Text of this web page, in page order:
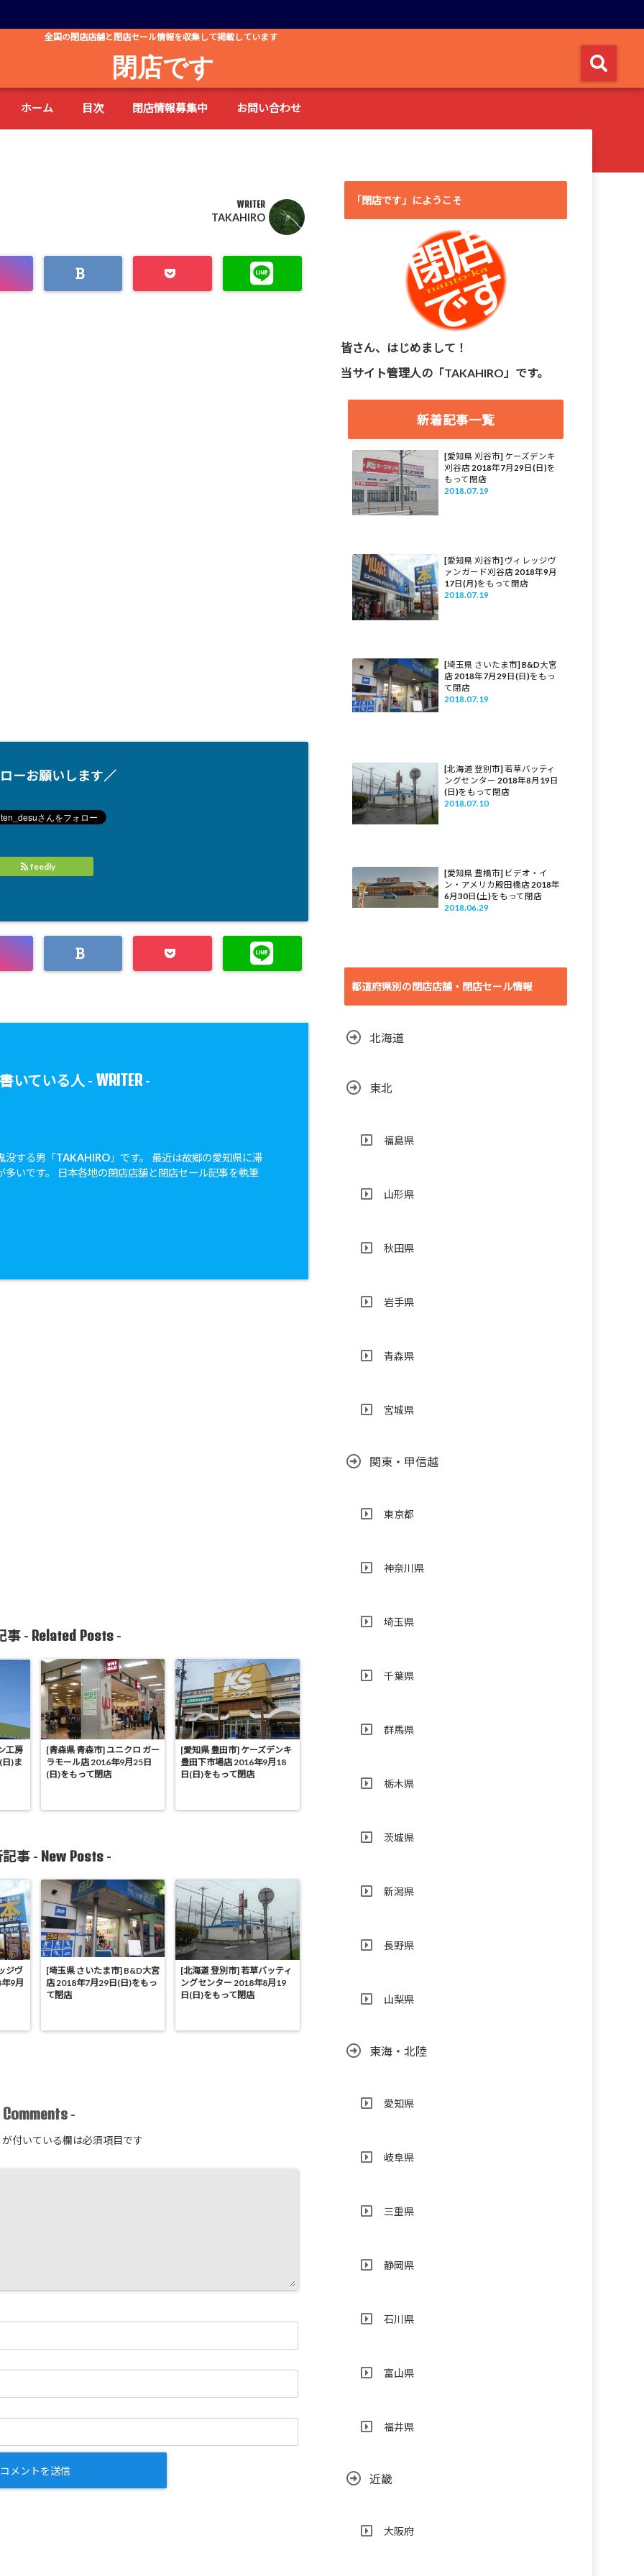
全国の閉店店舗と閉店セール情報を収集して掲載しています
閉店です
ホーム 目次 閉店情報募集中 お問い合わせ
WRITER
TAKAHIRO
ーお願いします／
feedly
いている人 - WRITER-
没する男「TAKAHIRO」です。 最近は故郷の愛知県に滞
多いです。 日本各地の閉店店舗と閉店セール記事を執筆
事 - Related Posts-
工房
)ま
[青森県 青森市] ユニクロ ガー
ラモール店 2016年9月25日
(日)をもって閉店
[愛知県 豊田市] ケーズデンキ
豊田下市場店 2016年9月18
日(日)をもって閉店
事 - New Posts -
ジヴ
9月
[埼玉県 さいたま市] B&D大宮
店 2018年7月29日(日)をもっ
て閉店
[北海道 登別市] 若草バッティ
ングセンター 2018年8月19
日(日)をもって閉店
Comments -
が付いている欄は必須項目です
「閉店です」にようこそ
皆さん、はじめまして！
当サイト管理人の「TAKAHIRO」です。
新着記事一覧
[愛知県 刈谷市] ケーズデンキ
刈谷店 2018年7月29日(日)を
もって閉店
2018.07.19
[愛知県 刈谷市] ヴィレッジヴ
ァンガード刈谷店 2018年9月
17日(月)をもって閉店
2018.07.19
[埼玉県 さいたま市] B&D大宮
店 2018年7月29日(日)をもっ
て閉店
2018.07.19
[北海道 登別市] 若草バッティ
ングセンター 2018年8月19日
(日)をもって閉店
2018.07.10
[愛知県 豊橋市] ビデオ・イ
ン・アメリカ殿田橋店 2018年
6月30日(土)をもって閉店
2018.06.29
都道府県別の閉店店舗・閉店セール情報
北海道
東北
福島県
山形県
秋田県
岩手県
青森県
宮城県
関東・甲信越
東京都
神奈川県
埼玉県
千葉県
群馬県
栃木県
茨城県
新潟県
長野県
山梨県
東海・北陸
愛知県
岐阜県
三重県
静岡県
石川県
富山県
福井県
近畿
大阪府